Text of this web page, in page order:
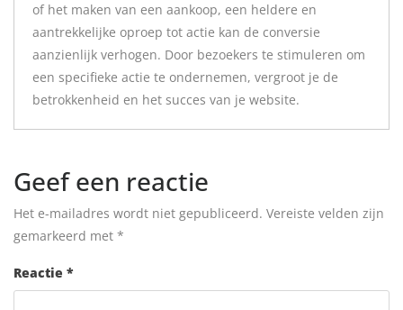
of het maken van een aankoop, een heldere en
aantrekkelijke oproep tot actie kan de conversie
aanzienlijk verhogen. Door bezoekers te stimuleren om
een specifieke actie te ondernemen, vergroot je de
betrokkenheid en het succes van je website.
Geef een reactie
Het e-mailadres wordt niet gepubliceerd. Vereiste velden zijn
gemarkeerd met *
Reactie *